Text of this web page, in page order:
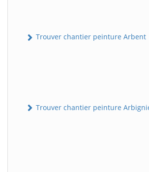
Trouver chantier peinture Arbent
Trouver chantier peinture